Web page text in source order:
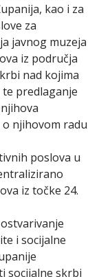
kao i za
za
javnog muzeja
iz područja
nad kojima
predlaganje
njihovom radu
poslova u
iz točke 24.
i socijalne
socijalne skrbi